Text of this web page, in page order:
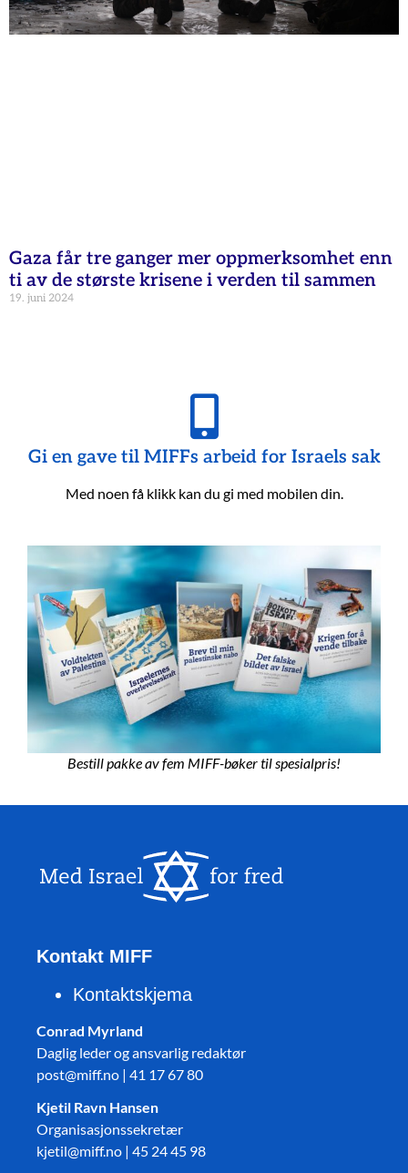
Gaza får tre ganger mer oppmerksomhet enn
ti av de største krisene i verden til sammen
19. juni 2024
Gi en gave til MIFFs arbeid for Israels sak
Med noen få klikk kan du gi med mobilen din.
Bestill pakke av fem MIFF-bøker til spesialpris!
Kontakt MIFF
Kontaktskjema
Conrad Myrland
Daglig leder og ansvarlig redaktør
post@miff.no | 41 17 67 80
Kjetil Ravn Hansen
Organisasjonssekretær
kjetil@miff.no | 45 24 45 98